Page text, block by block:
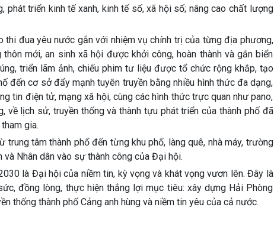
triển kinh tế xanh, kinh tế số, xã hội số; nâng cao chất lượng
đua yêu nước gắn với nhiệm vụ chính trị của từng địa phương,
mới, an sinh xã hội được khởi công, hoàn thành và gắn biển
triển lãm ảnh, chiếu phim tư liệu được tổ chức rộng khắp, tạo
đến cơ sở đẩy mạnh tuyên truyền bằng nhiều hình thức đa dạng,
tin điện tử, mạng xã hội, cùng các hình thức trực quan như pano,
về lịch sử, truyền thống và thành tựu phát triển của thành phố đã
gia.
tâm thành phố đến từng khu phố, làng quê, nhà máy, trường
Nhân dân vào sự thành công của Đại hội.
là Đại hội của niềm tin, kỳ vọng và khát vọng vươn lên. Đây là
đồng lòng, thực hiện thắng lợi mục tiêu: xây dựng Hải Phòng
thống thành phố Cảng anh hùng và niềm tin yêu của cả nước.